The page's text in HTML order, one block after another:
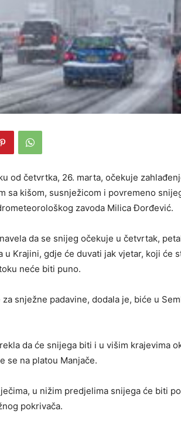
od četvrtka, 26. marta, očekuje
sa kišom, susnježicom i povremeno
zavoda Milica Đorđević.
da se snijeg očekuje u četvrtak,
u Krajini, gdje će duvati jak vjetar, koji će
neće biti puno.
za snježne padavine, dodala je, biće u
da će snijega biti i u višim krajevima
se na platou Manjače.
u nižim predjelima snijega će biti
pokrivača.